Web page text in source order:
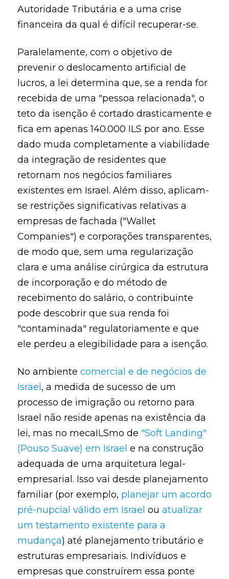
Autoridade Tributária e a uma crise
financeira da qual é difícil recuperar-se.
Paralelamente, com o objetivo de
prevenir o deslocamento artificial de
lucros, a lei determina que, se a renda for
recebida de uma "pessoa relacionada", o
teto da isenção é cortado drasticamente e
fica em apenas 140.000 ILS por ano. Esse
dado muda completamente a viabilidade
da integração de residentes que
retornam nos negócios familiares
existentes em Israel. Além disso, aplicam-
se restrições significativas relativas a
empresas de fachada ("Wallet
Companies") e corporações transparentes,
de modo que, sem uma regularização
clara e uma análise cirúrgica da estrutura
de incorporação e do método de
recebimento do salário, o contribuinte
pode descobrir que sua renda foi
"contaminada" regulatoriamente e que
ele perdeu a elegibilidade para a isenção.
No ambiente comercial e de negócios de
Israel , a medida de sucesso de um
processo de imigração ou retorno para
Israel não reside apenas na existência da
lei, mas no mecaILSmo de "Soft Landing"
(Pouso Suave) em Israel e na construção
adequada de uma arquitetura legal-
empresarial. Isso vai desde planejamento
familiar (por exemplo, planejar um acordo
pré-nupcial válido em Israel ou atualizar
um testamento existente para a
mudança) até planejamento tributário e
estruturas empresariais. Indivíduos e
empresas que construírem essa ponte